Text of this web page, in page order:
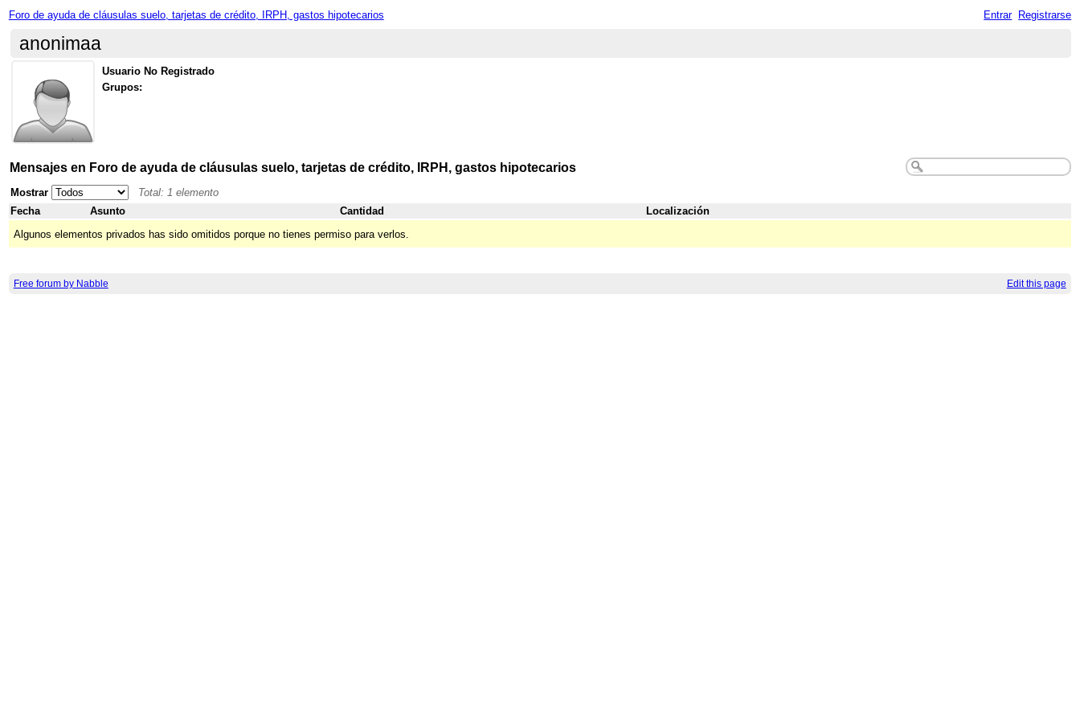
Foro de ayuda de cláusulas suelo, tarjetas de crédito, IRPH, gastos hipotecarios Entrar Registrarse
anonimaa
Usuario No Registrado
Grupos:
Mensajes en Foro de ayuda de cláusulas suelo, tarjetas de crédito, IRPH, gastos hipotecarios
Mostrar
Total: 1 elemento
Fecha
Asunto Cantidad
Localización
Algunos elementos privados has sido omitidos porque no tienes permiso para verlos.
Free forum by Nabble Edit this page